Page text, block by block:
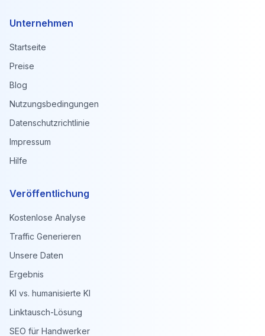
Unternehmen
Startseite
Preise
Blog
Nutzungsbedingungen
Datenschutzrichtlinie
Impressum
Hilfe
Veröffentlichung
Kostenlose Analyse
Traffic Generieren
Unsere Daten
Ergebnis
KI vs. humanisierte KI
Linktausch-Lösung
SEO für Handwerker